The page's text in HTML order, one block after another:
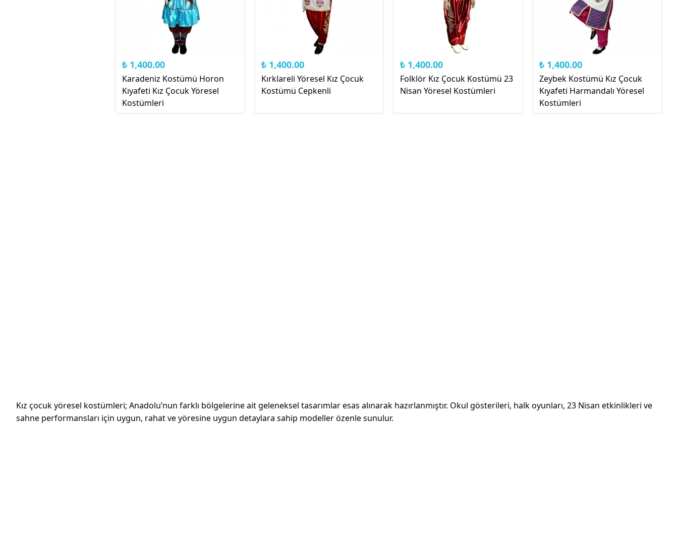
₺ 1,400.00
Karadeniz Kostümü Horon
Kıyafeti Kız Çocuk Yöresel
Kostümleri
₺ 1,400.00
Kırklareli Yöresel Kız Çocuk
Kostümü Cepkenli
₺ 1,400.00
Folklör Kız Çocuk Kostümü 23
Nisan Yöresel Kostümleri
₺ 1,400.00
Zeybek Kostümü Kız Çocuk
Kıyafeti Harmandalı Yöresel
Kostümleri
Kız çocuk yöresel kostümleri; Anadolu’nun farklı bölgelerine ait geleneksel tasarımlar esas alınarak hazırlanmıştır. Okul gösterileri, halk oyunları, 23 Nisan etkinlikleri ve
sahne performansları için uygun, rahat ve yöresine uygun detaylara sahip modeller özenle sunulur.